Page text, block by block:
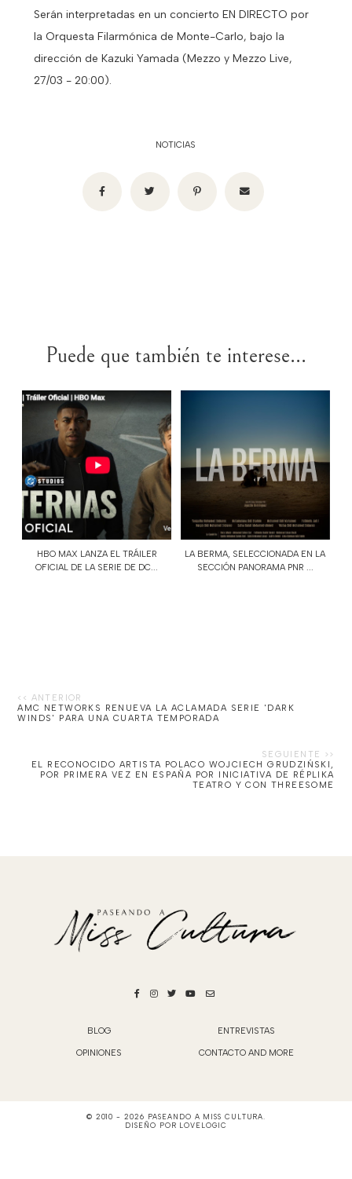
Serán interpretadas en un concierto EN DIRECTO por
la Orquesta Filarmónica de Monte-Carlo, bajo la
dirección de Kazuki Yamada (Mezzo y Mezzo Live,
27/03 - 20:00).
NOTICIAS
Puede que también te interese...
HBO MAX LANZA EL TRÁILER
OFICIAL DE LA SERIE DE DC...
LA BERMA, SELECCIONADA EN LA
SECCIÓN PANORAMA PNR ...
AMC NETWORKS RENUEVA LA ACLAMADA SERIE 'DARK
WINDS' PARA UNA CUARTA TEMPORADA
EL RECONOCIDO ARTISTA POLACO WOJCIECH GRUDZIŃSKI,
POR PRIMERA VEZ EN ESPAÑA POR INICIATIVA DE RÉPLIKA
TEATRO Y CON THREESOME
BLOG ENTREVISTAS
OPINIONES CONTACTO AND MORE
© 2010 - 2026 PASEANDO A MISS CULTURA
DISEÑO POR LOVELOGIC